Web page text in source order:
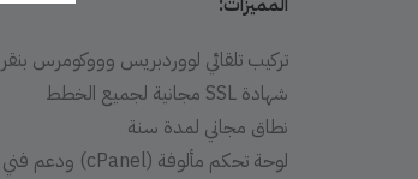
تركيب تلقائي لووردبريس وووكومرس
شهادة SSL مجانية لجميع الخطط
نطاق مجاني لمدة سنة
لوحة تحكم مألوفة (cPanel) ودعم فني متاح باللغة العربية